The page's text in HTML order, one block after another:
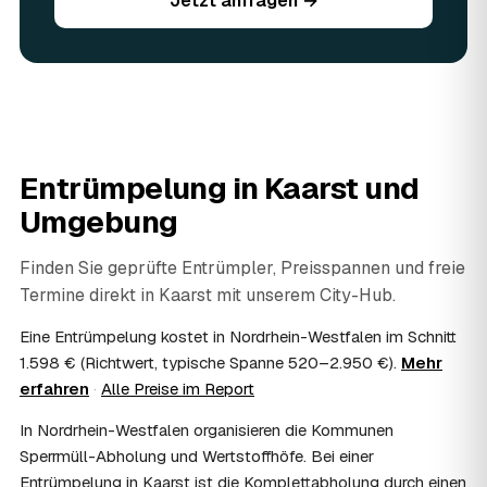
die Entrümpelung in Kaarst oft spürbar günstiger. Geben
06 Ist eine Entrümpelung steuerlich absetzbar?
geht und Sie die Rechnung per Überweisung begleichen.
AWL Zentrum vermittelt nur die Entrümpler und ersetzt
keine Steuerberatung — die konkrete Anrechnung klären
07 Übernimmt das Sozialamt oder Jobcenter die
Kosten?
Im Einzelfall ist das möglich — etwa bei einer
Wohnungsauflösung im Rahmen von Sozialhilfe oder
einem vom Amt veranlassten Umzug. Wichtig: Den Antrag
stellen Sie vor Auftragserteilung beim zuständigen Amt
Zentrum vermittelt die Entrümpler, entscheidet aber nicht
über die Kostenübernahme.
Entrümpelung in Kaarst und
Umgebung
Finden Sie geprüfte Entrümpler, Preisspannen und freie
Termine direkt in Kaarst mit unserem City-Hub.
Eine Entrümpelung kostet in Nordrhein-Westfalen im Schnitt
1.598 € (Richtwert, typische Spanne 520–2.950 €). Mehr
erfahren · Alle Preise im Report
In Nordrhein-Westfalen organisieren die Kommunen
Sperrmüll-Abholung und Wertstoffhöfe. Bei einer
Entrümpelung in Kaarst ist die Komplettabholung durch einen